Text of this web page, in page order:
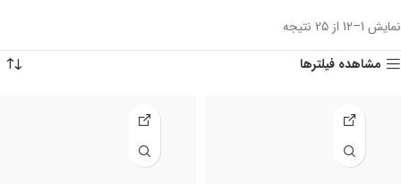
نمایش 1–12 از 25 نتیجه
مشاهده فیلترها